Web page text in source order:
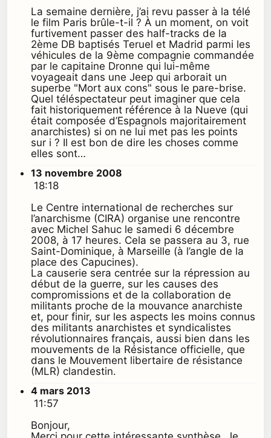
La semaine dernière, j’ai revu passer à la télé
le film Paris brûle-t-il ? À un moment, on voit
furtivement passer des half-tracks de la
2ème DB baptisés Teruel et Madrid parmi les
véhicules de la 9ème compagnie commandée
par le capitaine Dronne qui lui-même
voyageait dans une Jeep qui arborait un
superbe "Mort aux cons" sous le pare-brise.
Quel téléspectateur peut imaginer que cela
fait historiquement référence à la Nueve (qui
était composée d’Espagnols majoritairement
anarchistes) si on ne lui met pas les points
sur i ? Il est bon de dire les choses comme
elles sont…
13 novembre 2008
18:18
Le Centre international de recherches sur
l’anarchisme (CIRA) organise une rencontre
avec Michel Sahuc le samedi 6 décembre
2008, à 17 heures. Cela se passera au 3, rue
Saint-Dominique, à Marseille (à l’angle de la
place des Capucines).
La causerie sera centrée sur la répression au
début de la guerre, sur les causes des
compromissions et de la collaboration de
militants proche de la mouvance anarchiste
et, pour finir, sur les aspects les moins connus
des militants anarchistes et syndicalistes
révolutionnaires français, aussi bien dans les
mouvements de la Résistance officielle, que
dans le Mouvement libertaire de résistance
(MLR) clandestin.
4 mars 2013
11:57
Bonjour,